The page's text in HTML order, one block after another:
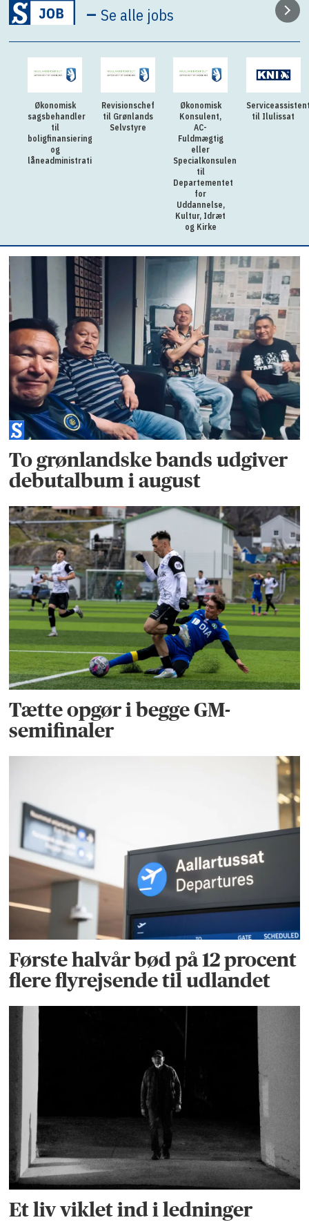
–Se alle jobs
Økonomisk
sagsbehandler
til
boligfinansiering
og
låneadministration
Revisionschef
til Grønlands
Selvstyre
Økonomisk
Konsulent,
AC-
Fuldmægtig
eller
Specialkonsulent
til
Departementet
for
Uddannelse,
Kultur, Idræt
og Kirke
til Ilulissat
To grønlandske bands udgiver
debutalbum i august
Tætte opgør i begge GM-
semifinaler
Første halvår bød på 12 procent
flere flyrejsende til udlandet
Et liv viklet ind i ledninger